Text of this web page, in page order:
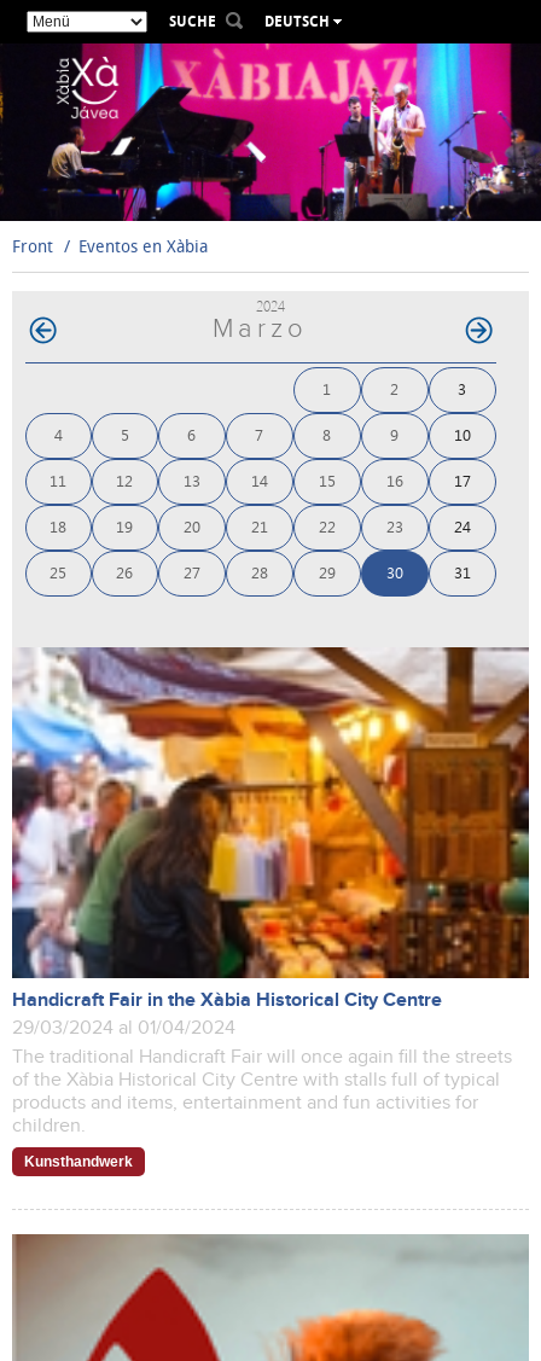
SUCHE
DEUTSCH
ESPAÑOL
VALENCIÀ
FRANÇAIS
РУССКИЙ
Front Eventos en Xàbia
2024
Marzo
1 2 3
4 5 6 7 8 9 10
11 12 13 14 15 16 17
18 19 20 21 22 23 24
25 26 27 28 29 30 31
Handicraft Fair in the Xàbia Historical City Centre
29/03/2024 al 01/04/2024
The traditional Handicraft Fair will once again fill the streets
of the Xàbia Historical City Centre with stalls full of typical
products and items, entertainment and fun activities for
children.
Kunsthandwerk